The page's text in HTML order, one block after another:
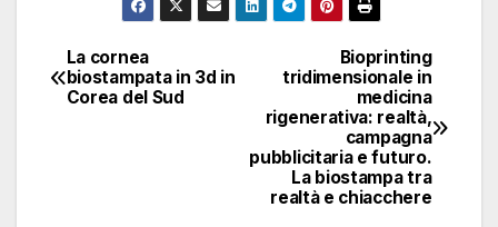
Navigazione
articoli
Bioprinting
tridimensionale in
medicina
rigenerativa: realtà,
campagna
pubblicitaria e futuro.
La biostampa tra
realtà e chiacchere
La cornea
biostampata in 3d in
Corea del Sud